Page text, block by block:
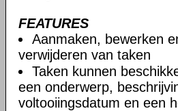
FEATURES
Aanmaken, bewerken
verwijderen van taken
Taken kunnen
een onderwerp,
voltooiingsdatum en een